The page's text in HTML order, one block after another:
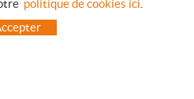
ACHETER
HABITUELLES
politique de cookies ici